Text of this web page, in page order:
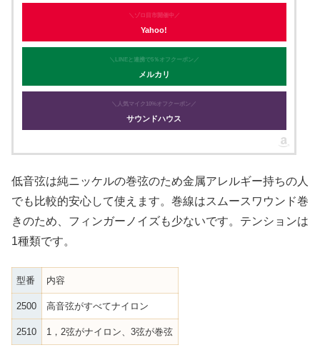
＼ゾロ目市開催中／
Yahoo!
＼LINEと連携で5％オフクーポン／
メルカリ
＼人気マイク10%オフクーポン／
サウンドハウス
低音弦は純ニッケルの巻弦のため金属アレルギー持ちの人
でも比較的安心して使えます。巻線はスムースワウンド巻
きのため、フィンガーノイズも少ないです。テンションは
1種類です。
型番 内容
2500 高音弦がすべてナイロン
2510 1，2弦がナイロン、3弦が巻弦